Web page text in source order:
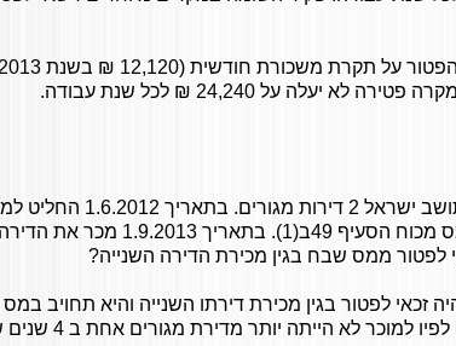
יעלה על 24,240 ₪ לכל שנת עבודה.
ביום 1.2.2012 רכש תושב ישראל 2 דירות מגורים. בתאריך
דירה אחת בפטור ממס מכוח הסעיף 49ב(1). בתאריך 1.9.2013 מכר את הדירה
לפטור ממס שבח בגין מכירת הדירה השנייה?
זכאי לפטור בגין מכירת דירתו השנייה והיא תחויב
זאת לפי סעיף 49ב(2) לפיו למוכר לא